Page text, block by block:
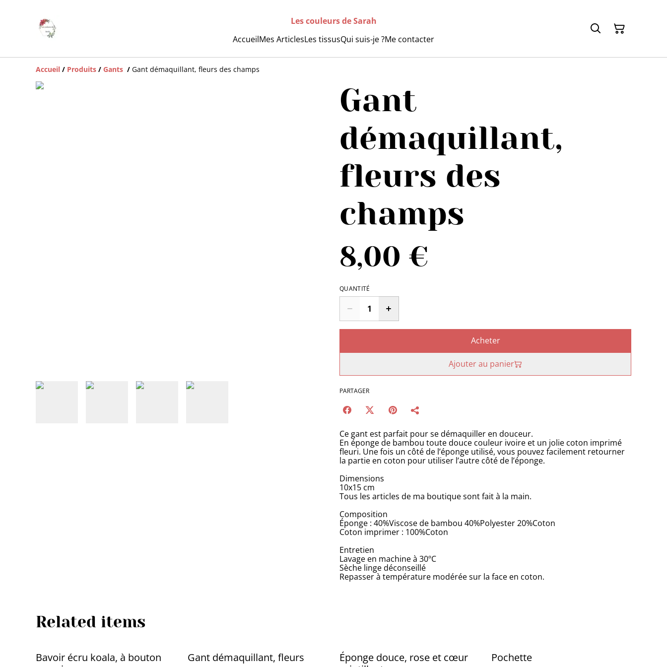
Les couleurs de Sarah
AccueilMes ArticlesLes tissusQui suis-je ?Me contacter
Accueil / Produits / Gants / Gant démaquillant, fleurs des champs
Gant
démaquillant,
fleurs des
champs
8,00 €
QUANTITÉ
Acheter
Ajouter au panier
PARTAGER
Ce gant est parfait pour se démaquiller en douceur.
En éponge de bambou toute douce couleur ivoire et un jolie coton imprimé
fleuri. Une fois un côté de l’éponge utilisé, vous pouvez facilement retourner
la partie en coton pour utiliser l’autre côté de l’éponge.
Dimensions
10x15 cm
Tous les articles de ma boutique sont fait à la main.
Composition
Éponge : 40%Viscose de bambou 40%Polyester 20%Coton
Coton imprimer : 100%Coton
Entretien
Lavage en machine à 30ºC
Sèche linge déconseillé
Repasser à température modérée sur la face en coton.
Related items
Bavoir écru koala, à bouton
Gant démaquillant, fleurs
Éponge douce, rose et cœur
Pochette